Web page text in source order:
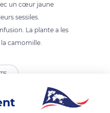
un cœur jaune
sessiles.
La plante a les
camomille.